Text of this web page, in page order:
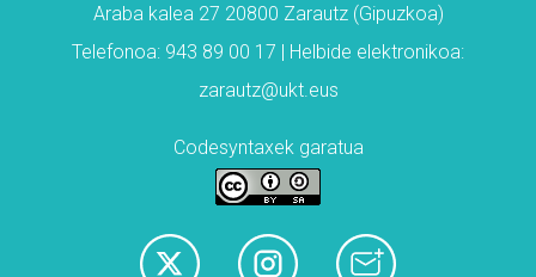
Araba kalea 27 20800 Zarautz (Gipuzkoa)
Telefonoa: 943 89 00 17 | Helbide elektronikoa:
zarautz@ukt.eus
Codesyntaxek garatua